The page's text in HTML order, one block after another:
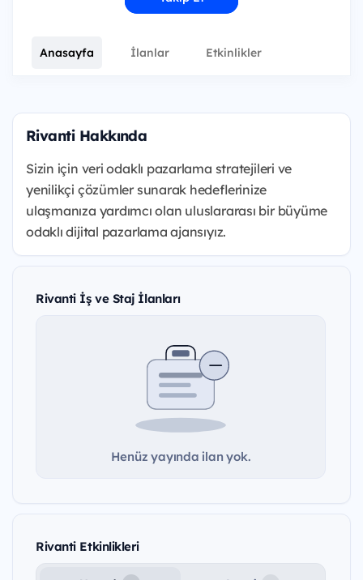
Anasayfa İlanlar Etkinlikler
Rivanti Hakkında
Sizin için veri odaklı pazarlama stratejileri ve
yenilikçi çözümler sunarak hedeflerinize
ulaşmanıza yardımcı olan uluslararası bir büyüme
odaklı dijital pazarlama ajansıyız.
Rivanti İş ve Staj İlanları
Henüz yayında ilan yok.
Rivanti Etkinlikleri